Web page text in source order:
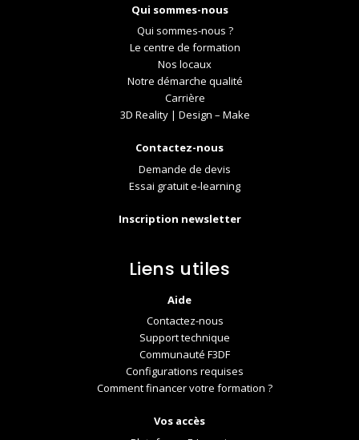
Qui sommes-nous
Qui sommes-nous ?
Le centre de formation
Nos locaux
Notre démarche qualité
Carrière
3D Reality | Design – Make
Contactez-nous
Demande de devis
Essai gratuit e-learning
Inscription newsletter
Liens utiles
Aide
Contactez-nous
Support technique
Communauté F3DF
Configurations requises
Comment financer votre formation ?
Vos accès